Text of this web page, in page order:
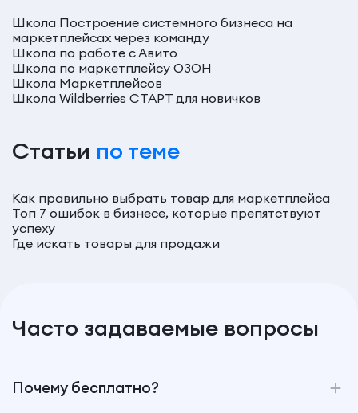
Школа Построение системного бизнеса на
маркетплейсах через команду
Школа по работе с Авито
Школа по маркетплейсу ОЗОН
Школа Маркетплейсов
Школа Wildberries СТАРТ для новичков
Статьи по теме
Как правильно выбрать товар для маркетплейса
Топ 7 ошибок в бизнесе, которые препятствуют
успеху
Где искать товары для продажи
Часто задаваемые вопросы
Почему бесплатно?